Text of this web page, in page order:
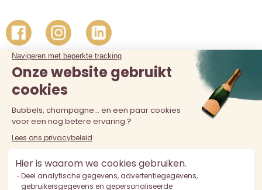
De verkoop van alcohol aan personen jonger dan 18 jaar is